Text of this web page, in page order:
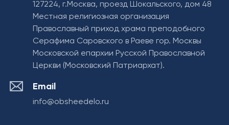
127224, г.Москва, проезд Шокальского, дом 48
Местная религиозная организация
Православный приход храма преподобного
Серафима Саровского в Раеве гор. Москвы
Московской епархии Русской Православной
Церкви (Московский Патриархат).
Email
info@obsheedelo.ru